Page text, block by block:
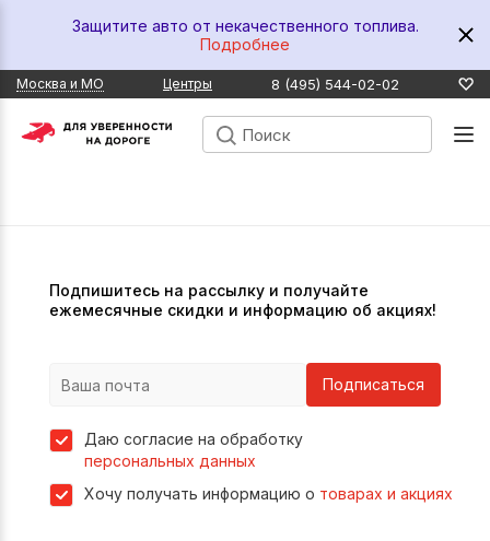
Защитите авто от некачественного топлива.
Подробнее
Москва и МО Центры 8 (495) 544-02-02
Подпишитесь на рассылку и получайте
ежемесячные скидки и информацию об акциях!
Подписаться
Даю согласие на обработку
персональных данных
Хочу получать информацию о товарах и акциях